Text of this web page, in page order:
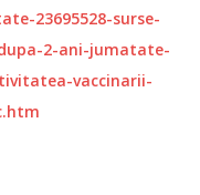
23695528-surse-
2-ani-jumatate-
vaccinarii-